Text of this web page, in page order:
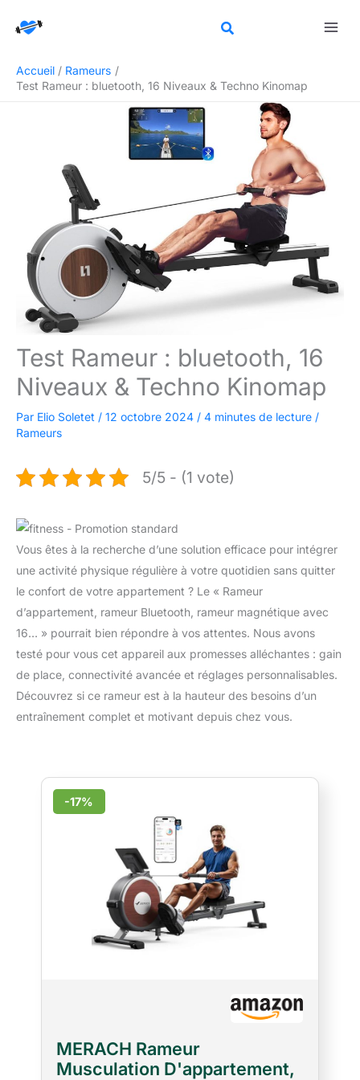
Accueil
Rameurs
Test Rameur : bluetooth, 16 Niveaux & Techno Kinomap
Test Rameur : bluetooth, 16
Niveaux & Techno Kinomap
Par Elio Soletet / 12 octobre 2024 / 4 minutes de lecture /
Rameurs
5/5 - (1 vote)
Vous êtes à la recherche d’une solution efficace pour intégrer
une activité physique régulière à votre quotidien sans quitter
le confort de votre appartement ? Le « Rameur
d’appartement, rameur Bluetooth, rameur magnétique avec
16… » pourrait bien répondre à vos attentes. Nous avons
testé pour vous cet appareil aux promesses alléchantes : gain
de place, connectivité avancée et réglages personnalisables.
Découvrez si ce rameur est à la hauteur des besoins d’un
entraînement complet et motivant depuis chez vous.
MERACH Rameur
Musculation D'appartement,
-17%